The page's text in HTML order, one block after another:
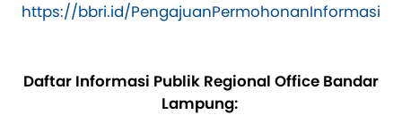
https://bbri.id/PengajuanPermohonanInformasi
Daftar Informasi Publik Regional Office Bandar
Lampung: